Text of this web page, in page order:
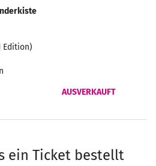
Edition)
AUSVERKAUFT
ein Ticket bestellt